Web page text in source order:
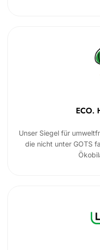
ECO.
Unser Siegel für
die nicht unter GOTS